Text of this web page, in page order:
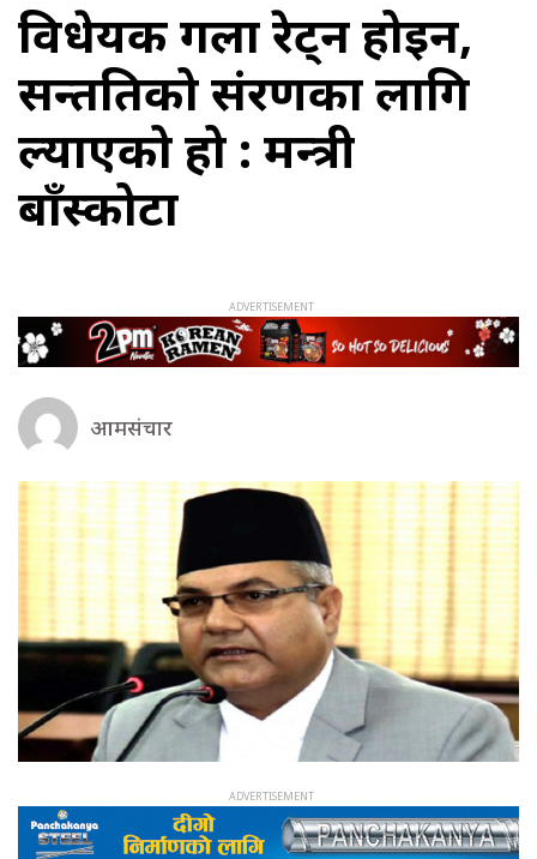
विधेयक गला रेट्न होइन,
सन्ततिको संरक्षणका लागि
ल्याएको हो : मन्त्री
बाँस्कोटा
आमसंचार